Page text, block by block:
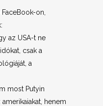
on,
az USA-t ne
csak a
a
most Putyin
henem